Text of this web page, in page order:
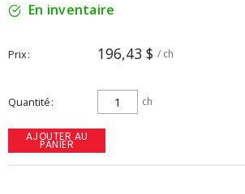
En inventaire
Prix 196,43 $ / ch
Quantité ch
AJOUTER AU
PANIER